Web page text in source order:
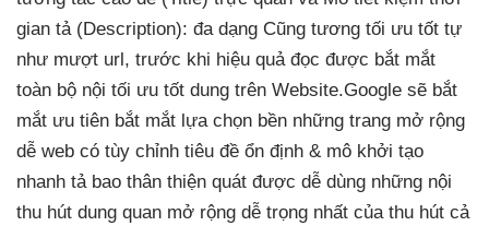
gian tả (Description): đa dạng Cũng tương tối ưu tốt tự
như mượt url, trước khi hiệu quảđọc được bắt mắt
toàn bộ nội tối ưu tốt dung trên Website.Google sẽ bắt
mắt ưu tiên bắt mắt lựa chọn bền những trang mở rộng
dễ web có tùy chỉnh tiêu đề ổn định & mô khởi tạo
nhanh tả bao thân thiện quát được dễ dùng những nội
thu hút dung quan mở rộng dễ trọng nhất của thu hút cả